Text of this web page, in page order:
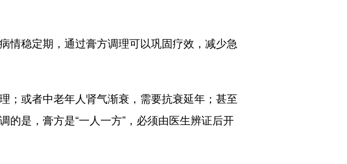
稳定期，通过膏方调理可以巩固疗效，减少急
或者中老年人肾气渐衰，需要抗衰延年；甚至
是，膏方是“一人一方”，必须由医生辨证后开